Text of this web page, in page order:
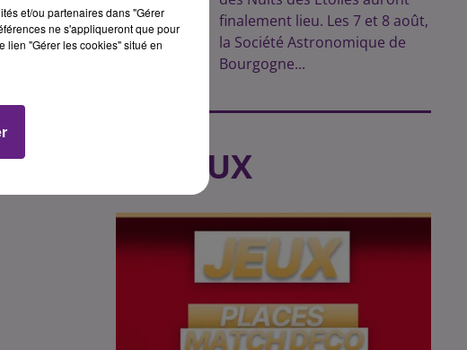
finalement lieu. Les 7 et 8 août,
la Société Astronomique de
Bourgogne...
LES JEUX
et/ou partenaires dans "Gérer
ne s'appliqueront que pour
lien "Gérer les cookies" situé en